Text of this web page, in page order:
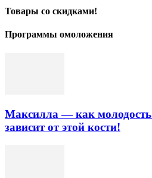
Товары со скидками!
Программы омоложения
Максилла — как молодость
зависит от этой кости!